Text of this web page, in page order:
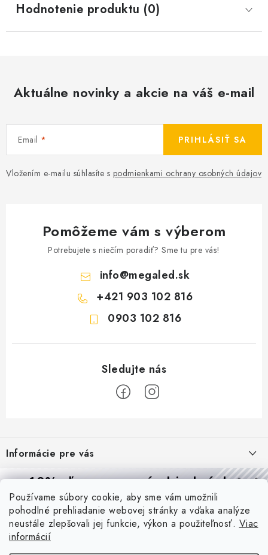
Používame súbory cookie, aby sme vám umožnili
pohodlné prehliadanie webovej stránky a vďaka analýze
neustále zlepšovali jej funkcie, výkon a použiteľnosť. Viac
informácií
Hodnotenie produktu (0)
Aktuálne novinky a akcie na váš e-mail
Email
Vložením e-mailu súhlasíte s podmienkami ochrany osobných údajov
PRIHLÁSIŤ SA
Pomôžeme vám s výberom
Potrebujete s niečím poradiť? Sme tu pre vás!
info@megaled.sk
+421 903 102 816
0903 102 816
p
ä
Informácie pre vás
Reklamácie a formulár na odstúpenie od zmluvy
Obchodné podmienky
Podmienky ochrany osobných údajov
O nás - MEGALED & JANTON Zákamenné
Blog
PIR vs. mikrovlnný senzor: ktorý je lepší a kedy ho použiť? +
10% zľavana prvú objednávku
Prihláste sa azískajtezľavu aj praktické tipy,vďaka ktorým
budete svietiť lepšie a platiť menej.